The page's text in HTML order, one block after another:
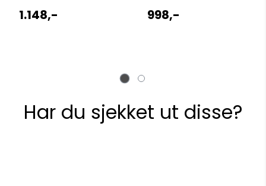
1.148,- 998,-
Har du sjekket ut disse?